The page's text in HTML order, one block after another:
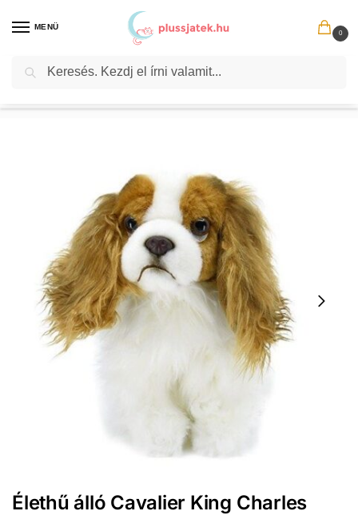
MENÜ
0
Élethű álló Cavalier King Charles